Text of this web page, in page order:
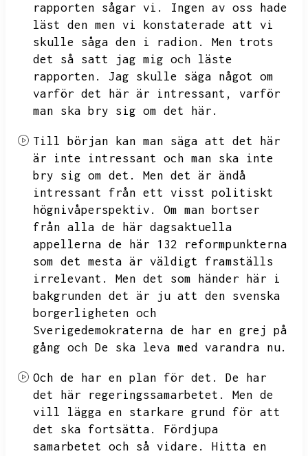
rapporten sågar vi.
Ingen av oss hade
läst den men vi konstaterade att vi
skulle såga den i radion.
Men trots
det så satt jag mig och läste
rapporten.
Jag skulle säga något om
varför det här är intressant,
varför
man ska bry sig om det här.
Till början kan man säga att det här
är inte intressant och man ska inte
bry sig om det.
Men det är ändå
intressant från ett visst politiskt
högnivåperspektiv.
Om man bortser
från alla de här dagsaktuella
appellerna de här 132 reformpunkterna
som det mesta är väldigt framställs
irrelevant.
Men det som händer här i
bakgrunden det är ju att den svenska
borgerligheten och
Sverigedemokraterna de har en grej på
gång och De ska leva med varandra nu.
Och de har en plan för det.
De har
det här regeringssamarbetet.
Men de
vill lägga en starkare grund för att
det ska fortsätta.
Fördjupa
samarbetet och så vidare.
Hitta en